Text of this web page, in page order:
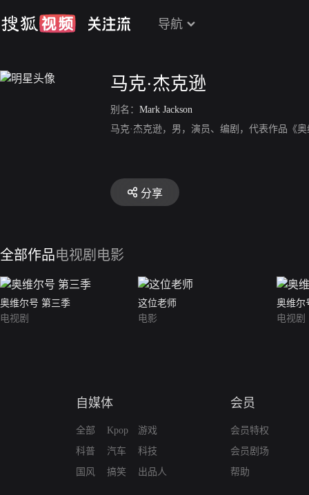
导航
马克·杰克逊
别名： Mark Jackson
马克·杰克逊，男，演员、编剧，代表作品《
分享
全部作品电视剧 电影
奥维尔号 第三季
电视剧
这位老师
电影
奥维尔
电视剧
自媒体
全部
科普
国风
Kpop
汽车
搞笑
游戏
科技
出品人
会员
会员特权
会员剧场
帮助